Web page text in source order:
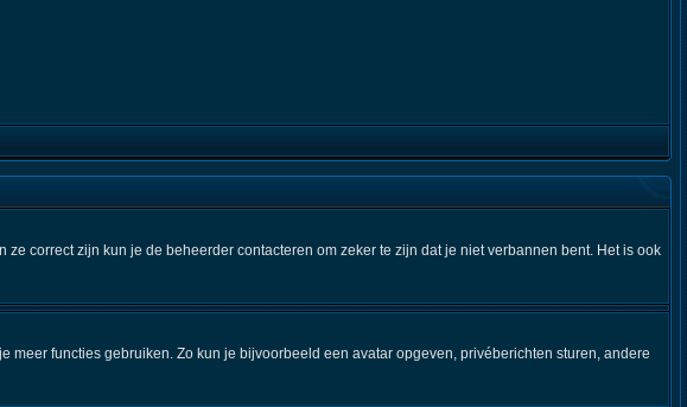
correct zijn kun je de beheerder contacteren om zeker te zijn dat je niet verbannen bent. Het is ook
functies gebruiken. Zo kun je bijvoorbeeld een avatar opgeven, privéberichten sturen, andere